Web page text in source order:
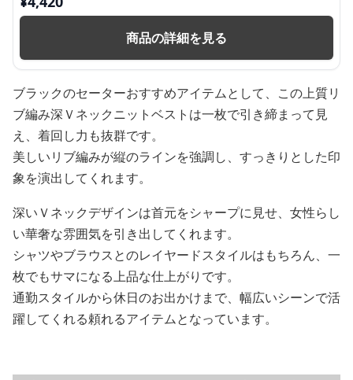
商品の詳細を見る
ブラックのセーターおすすめアイテムとして、この上質リ
ブ編み深Ｖネックニットベストは一枚で引き締まって見
え、着回し力も抜群です。
美しいリブ編みが縦のラインを強調し、すっきりとした印
象を演出してくれます。
深いＶネックデザインは首元をシャープに見せ、女性らし
い華奢な雰囲気を引き出してくれます。
シャツやブラウスとのレイヤードスタイルはもちろん、一
枚でもサマになる上品な仕上がりです。
通勤スタイルから休日のお出かけまで、幅広いシーンで活
躍してくれる頼れるアイテムとなっています。